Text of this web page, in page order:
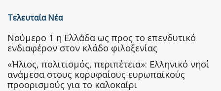
Τελευταία Νέα
Nούμερο 1 η Ελλάδα ως προς το επενδυτικό
ενδιαφέρον στον κλάδο φιλοξενίας
«Ήλιος, πολιτισμός, περιπέτεια»: Ελληνικό νησί
ανάμεσα στους κορυφαίους ευρωπαϊκούς
προορισμούς για το καλοκαίρι